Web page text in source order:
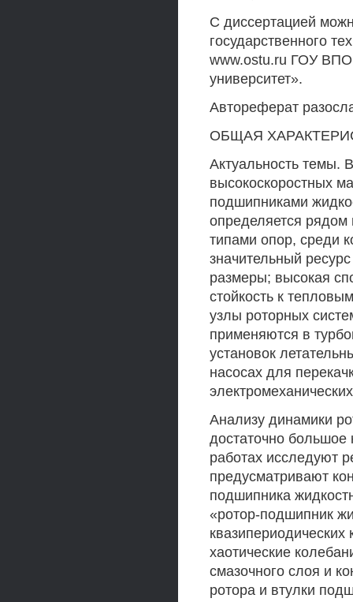
С диссертацией
государственного
www.ostu.ru ГОУ ВПО
университет».
Автореферат
ОБЩАЯ
Актуальность темы.
высокоскоростных
подшипниками
определяется
типами опор, среди
значительный
размеры; высокая
стойкость к
узлы роторных
применяются в
установок
насосах для
Анализу динамики
достаточно большое
работах исследуют
предусматривают
подшипника
«ротор-подшипник
хаотические
смазочного слоя и
ротора и втулки